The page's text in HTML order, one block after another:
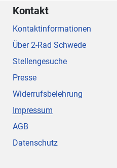
Kontakt
Kontaktinformationen
Über 2-Rad Schwede
Stellengesuche
Presse
Widerrufsbelehrung
Impressum
AGB
Datenschutz